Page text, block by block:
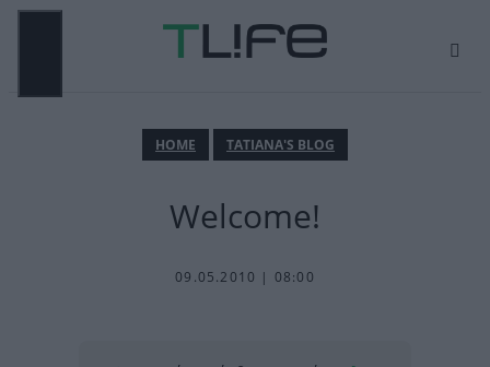
Μετάβαση
ΗΟΜΕ TATIANA'S BLOG
Welcome!
09.05.2010 | 08:00